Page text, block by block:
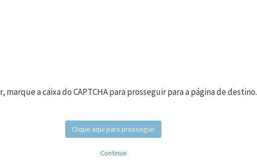
marque a caixa do CAPTCHA para prosseguir para a página de destino.
Clique aqui para prosseguir
Continue